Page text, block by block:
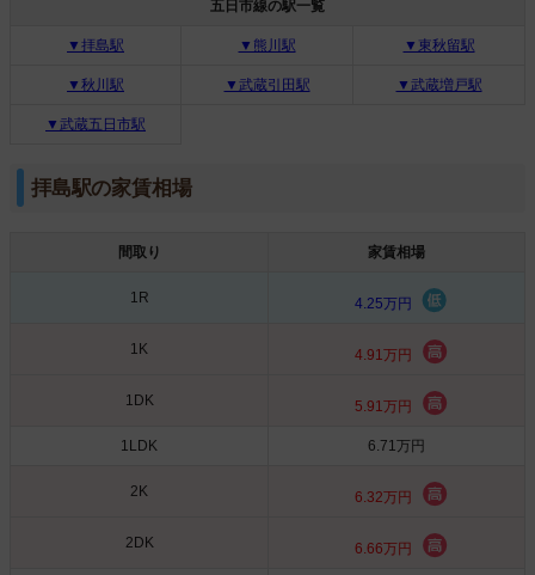
五日市線の駅一覧
▼拝島駅 ▼熊川駅 ▼東秋留駅
▼秋川駅 ▼武蔵引田駅 ▼武蔵増戸駅
▼武蔵五日市駅
拝島駅の家賃相場
間取り 家賃相場
1R 4.25万円
1K 4.91万円
1DK 5.91万円
1LDK 6.71万円
2K 6.32万円
2DK 6.66万円